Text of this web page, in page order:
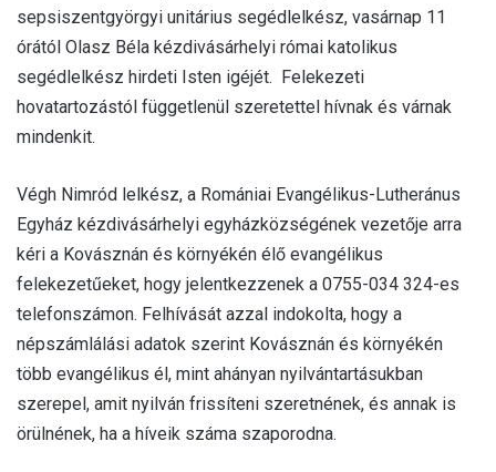
sepsiszentgyörgyi unitárius segédlelkész, vasárnap 11
órától Olasz Béla kézdivásárhelyi római katolikus
segédlelkész hirdeti Isten igéjét. Felekezeti
hovatartozástól függetlenül szeretettel hívnak és várnak
mindenkit.
Végh Nimród lelkész, a Romániai Evangélikus-Lutheránus
Egyház kézdivásárhelyi egyházközségének vezetője arra
kéri a Kovásznán és környékén élő evangélikus
felekezetűeket, hogy jelentkezzenek a 0755-034 324-es
telefonszámon. Felhívását azzal indokolta, hogy a
népszámlálási adatok szerint Kovásznán és környékén
több evangélikus él, mint ahányan nyilvántartásukban
szerepel, amit nyilván frissíteni szeretnének, és annak is
örülnének, ha a híveik száma szaporodna.